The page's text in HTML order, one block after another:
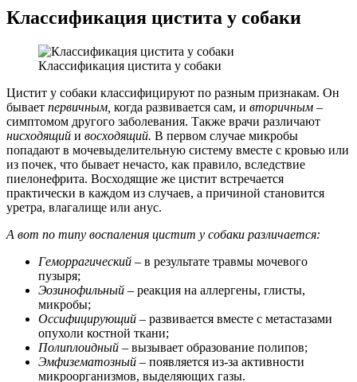
Классификация цистита у собаки
Классификация цистита у собаки
Цистит у собаки классифицируют по разным признакам. Он
бывает первичным, когда развивается сам, и вторичным –
симптомом другого заболевания. Также врачи различают
нисходящий и восходящий. В первом случае микробы
попадают в мочевыделительную систему вместе с кровью или
из почек, что бывает нечасто, как правило, вследствие
пиелонефрита. Восходящие же цистит встречается
практически в каждом из случаев, а причиной становится
уретра, влагалище или анус.
А вот по типу воспаления цистит у собаки различается:
Геморрагический – в результате травмы мочевого
пузыря;
Эозинофильный – реакция на аллергены, глисты,
микробы;
Оссифицирующий – развивается вместе с метастазами
опухоли костной ткани;
Полиплоидный – вызывает образование полипов;
Эмфизематозный – появляется из-за активности
микроорганизмов, выделяющих газы.